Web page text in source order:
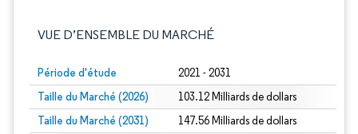
VUE D’ENSEMBLE DU MARCHÉ
Période d'étude 2021 - 2031
Taille du Marché (2026) 103.12 Milliards de dollars
Taille du Marché (2031) 147.56 Milliards de dollars